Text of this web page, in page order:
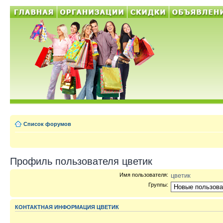
Список форумов
Профиль пользователя цветик
Имя пользователя: цветик
Группы:
КОНТАКТНАЯ ИНФОРМАЦИЯ ЦВЕТИК